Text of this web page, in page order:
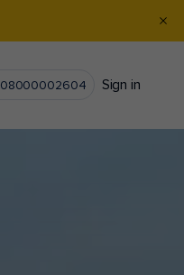
08000002604 Sign in